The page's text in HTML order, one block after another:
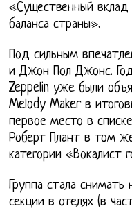
«Существенный вклад
баланса страны».
Под сильным
и Джон Пол Джонс.
Zeppelin уже были
Melody Maker в
первое место в
Роберт Плант в том
категории «Вокалист
Группа стала
секции в отелях (в